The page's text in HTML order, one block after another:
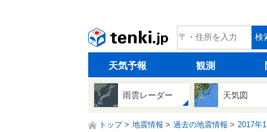
tenki.jp 検
天気予報 観測
雨雲レーダー 天気図
トップ 地震情報 過去の地震情報 2017年